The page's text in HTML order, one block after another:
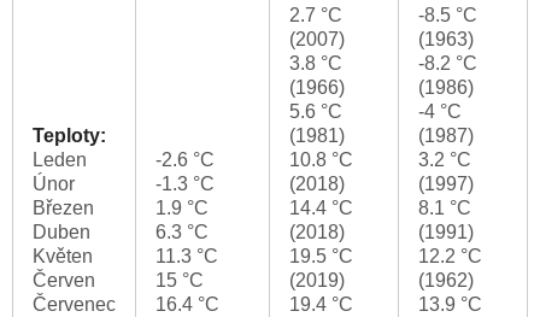
Teploty:
Leden
Únor
Březen
Duben
Květen
Červen
Červenec
-2.6 °C
-1.3 °C
1.9 °C
6.3 °C
11.3 °C
15 °C
16.4 °C
2.7 °C
(2007)
3.8 °C
(1966)
5.6 °C
(1981)
10.8 °C
(2018)
14.4 °C
(2018)
19.5 °C
(2019)
19.4 °C
-8.5 °C
(1963)
-8.2 °C
(1986)
-4 °C
(1987)
3.2 °C
(1997)
8.1 °C
(1991)
12.2 °C
(1962)
13.9 °C